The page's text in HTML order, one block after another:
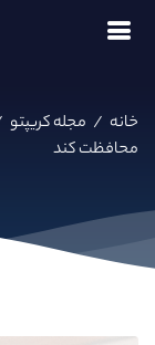
خانه / مجله کریپتو
محافظت کند